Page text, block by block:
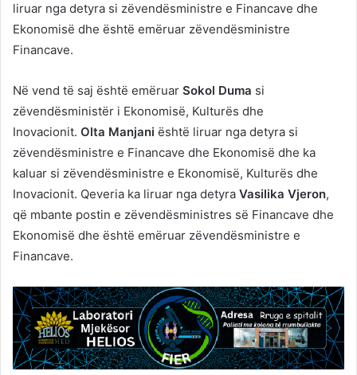
liruar nga detyra si zëvendësministre e Financave dhe
Ekonomisë dhe është emëruar zëvendësministre
Financave.
Në vend të saj është emëruar Sokol Duma si
zëvendësministër i Ekonomisë, Kulturës dhe
Inovacionit. Olta Manjani është liruar nga detyra si
zëvendësministre e Financave dhe Ekonomisë dhe ka
kaluar si zëvendësministre e Ekonomisë, Kulturës dhe
Inovacionit. Qeveria ka liruar nga detyra Vasilika Vjeron,
që mbante postin e zëvendësministres së Financave dhe
Ekonomisë dhe është emëruar zëvendësministre e
Financave.